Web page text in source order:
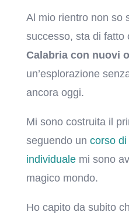
Al mio rientro non so
successo, sta di fatto
Calabria con nuovi
un’esplorazione
ancora oggi.
Mi sono costruita il
seguendo un corso
individualemi sono
magico mondo.
Ho capito da subito